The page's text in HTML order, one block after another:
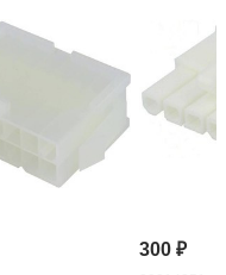
300₽